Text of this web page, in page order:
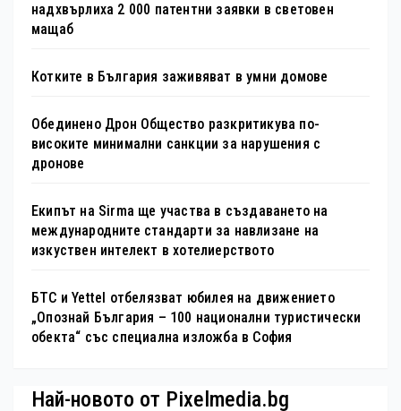
надхвърлиха 2 000 патентни заявки в световен
мащаб
Котките в България заживяват в умни домове
Обединено Дрон Общество разкритикува по-
високите минимални санкции за нарушения с
дронове
Екипът на Sirma ще участва в създаването на
международните стандарти за навлизане на
изкуствен интелект в хотелиерството
БТС и Yettel отбелязват юбилея на движението
„Опознай България – 100 национални туристически
обекта“ със специална изложба в София
Най-новото от Pixelmedia.bg